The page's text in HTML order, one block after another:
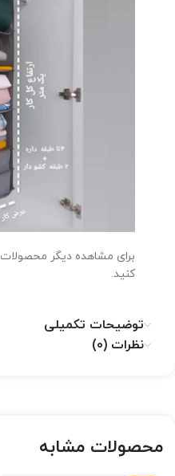
برای مشاهده دیگر محصولات
کنید.
توضیحات تکمیلی
نظرات (0)
محصولات مشابه